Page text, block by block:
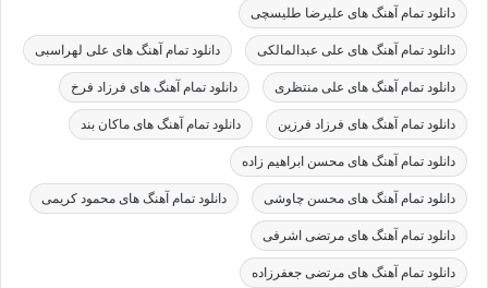
دانلود تمام آهنگ های علیرضا طلیسچی
دانلود تمام آهنگ های علی عبدالمالکی دانلود تمام آهنگ های علی لهراسبی
دانلود تمام آهنگ های علی منتظری دانلود تمام آهنگ های فرزاد فرخ
دانلود تمام آهنگ های فرزاد فرزین دانلود تمام آهنگ های ماکان بند
دانلود تمام آهنگ های محسن ابراهیم زاده
دانلود تمام آهنگ های محسن چاوشی دانلود تمام آهنگ های محمود کریمی
دانلود تمام آهنگ های مرتضی اشرفی
دانلود تمام آهنگ های مرتضی جعفرزاده